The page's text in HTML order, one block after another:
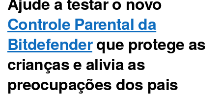
Controle Parental da
Bitdefenderque protege as
crianças e alivia as
preocupações dos pais